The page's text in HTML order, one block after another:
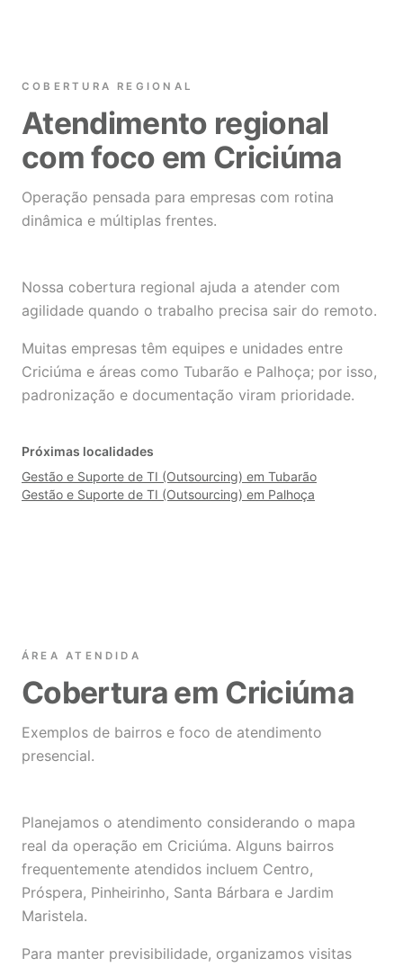
COBERTURA REGIONAL
Atendimento regional
com foco em Criciúma
Operação pensada para empresas com rotina
dinâmica e múltiplas frentes.
Nossa cobertura regional ajuda a atender com
agilidade quando o trabalho precisa sair do remoto.
Muitas empresas têm equipes e unidades entre
Criciúma e áreas como Tubarão e Palhoça; por isso,
padronização e documentação viram prioridade.
Próximas localidades
Gestão e Suporte de TI (Outsourcing) em Tubarão
Gestão e Suporte de TI (Outsourcing) em Palhoça
ÁREA ATENDIDA
Cobertura em Criciúma
Exemplos de bairros e foco de atendimento
presencial.
Planejamos o atendimento considerando o mapa
real da operação em Criciúma. Alguns bairros
frequentemente atendidos incluem Centro,
Próspera, Pinheirinho, Santa Bárbara e Jardim
Maristela.
Para manter previsibilidade, organizamos visitas